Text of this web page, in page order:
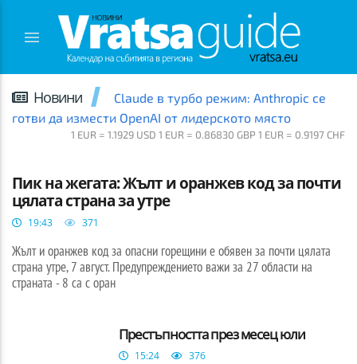
Новини
Claude в турбо режим: Anthropic се
готви да измести OpenAI от лидерското място
1 EUR = 1.1929 USD 1 EUR = 0.86830 GBP 1 EUR = 0.9197 CHF
Пик на жегата: Жълт и оранжев код за почти
цялата страна за утре
19:43 371
Жълт и оранжев код за опасни горещини е обявен за почти цялата
страна утре, 7 август. Предупреждението важи за 27 области на
страната - 8 са с оран
Престъпността през месец юли
15:24 376